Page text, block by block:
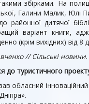
збірками. На
Галини Малик, Юлі
районної дитячої
варіант книги,
(крім вихідних) від 8
// Сільські
до туристичного
обласний